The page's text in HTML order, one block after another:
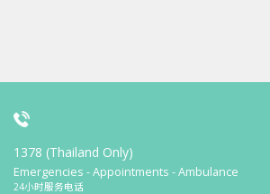
1378 (Thailand Only)
Emergencies - Appointments - Ambulance
24小时服务电话